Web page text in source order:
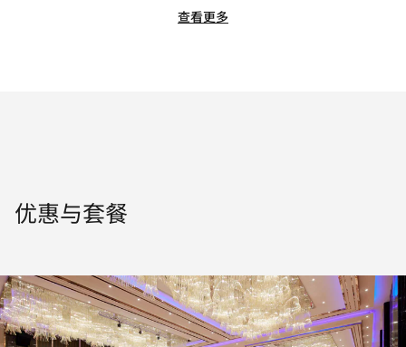
查看更多
优惠与套餐